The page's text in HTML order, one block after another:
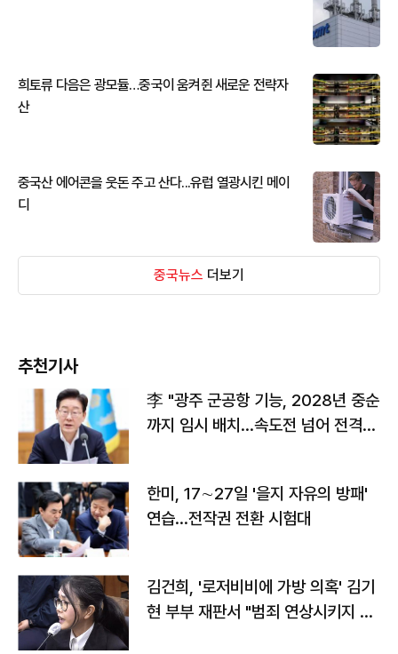
희토류 다음은 광모듈…중국이 움켜쥔 새로운 전략자
산
중국산 에어콘을 웃돈 주고 산다...유럽 열광시킨 메이
디
중국뉴스 더보기
추천기사
李 "광주 군공항 기능, 2028년 중순
까지 임시 배치…속도전 넘어 전격
한미, 17∼27일 '을지 자유의 방패'
연습…전작권 전환 시험대
김건희, '로저비비에 가방 의혹' 김기
현 부부 재판서 "범죄 연상시키지 말